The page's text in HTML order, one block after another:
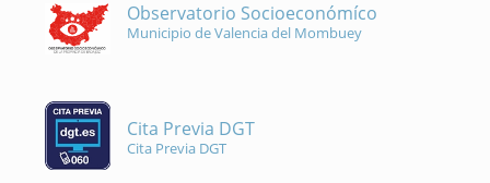
Observatorio Socioeconómíco
Municipio de Valencia del Mombuey
Cita Previa DGT
Cita Previa DGT